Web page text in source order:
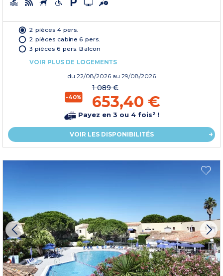
2 pièces 4 pers.
2 pièces cabine 6 pers.
3 pièces 6 pers. Balcon
VOIR PLUS DE LOGEMENTS
du 22/08/2026 au 29/08/2026
-40%
1 089 €
653,40 €
Payez en 3 ou 4 fois² !
VOIR LES DISPONIBILITÉS